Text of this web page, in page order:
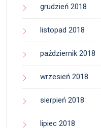
grudzień 2018
listopad 2018
październik 2018
wrzesień 2018
sierpień 2018
lipiec 2018